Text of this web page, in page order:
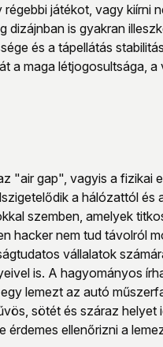
játékot, vagy kiírni
dizájnban is gyakran
és a tápellátás
a maga létjogosultsága,
"air gap", vagyis a fizikai
a hálózattól és
szemben, amelyek
hacker nem tud távolról
vállalatok
is. A hagyományos
lemezt az autó
sötét és száraz helyet
ellenőrizni a